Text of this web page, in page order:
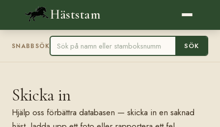
Häststam
SNABBSÖK SÖK
Skicka in
Hjälp oss förbättra databasen — skicka in en saknad